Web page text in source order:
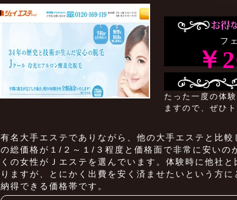
フ
￥
たった一度の体
ますので、ぜひ
有名大手エステでありながら、他の大手エステと比較
の総価格が１/２～１/３程度と価格面で非常に安いの
くの女性がＪエステを選んでいます。体験時に他社
りますが、とにかく出費を安く済ませたいという方
納得できる価格帯です。